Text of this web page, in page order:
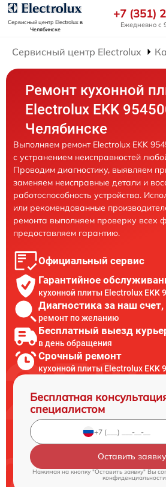
Сервисный центр Electroluxв
Челябинске
+7 (351)
Ежедневно с
Сервисный центр Electrolux
Ремонт кухонной
Electrolux EKK
Челябинске
Выполняем ремонт Electrolux EKK
с устранением неисправностей
Проводим диагностику, выявляем
заменяем неисправные детали и
работоспособность устройства.
или рекомендованные
ремонта выполняем проверку всех
предоставляем гарантию.
Официальный сервис
Гарантийное
кухонной плиты Electrolux EKK
Диагностика за наш счет,
ремонт по желанию
Бесплатный выезд
в день обращения
Срочный ремонт
кухонной плиты Electrolux EKK
Бесплатная
специалистом
Оставить заявку
Нажимая на кнопку "Оставить заявку" Вы
конфиденциальности